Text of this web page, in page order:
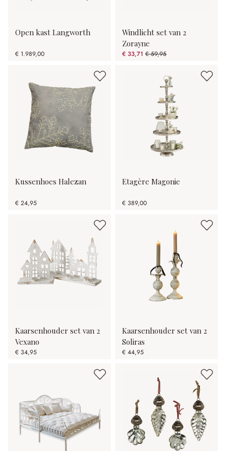
Open kast Langworth
€ 1.989,00
Windlicht set van 2
Zorayne
€ 33,71 € 59,95
(43.77% gespart)
Kussenhoes Halezan
€ 24,95
Etagère Magonie
€ 389,00
Kaarsenhouder set van 2
Vexano
€ 34,95
Kaarsenhouder set van 2
Soliras
€ 44,95